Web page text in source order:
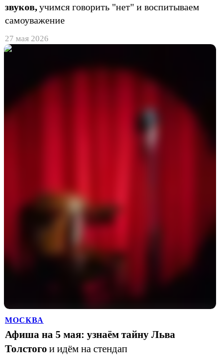
звуков,учимся говорить "нет" и воспитываем
самоуважение
27 мая 2026
МОСКВА
Афиша на 5 мая: узнаём тайну Льва
Толстого и идём на стендап